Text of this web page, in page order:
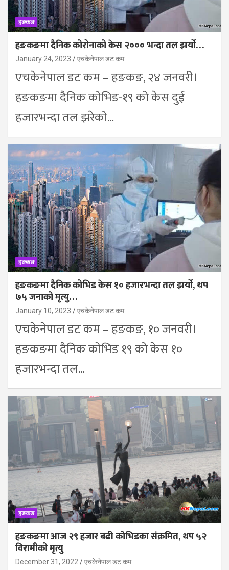
हङकङ
हङकङमा दैनिक कोरोनाको केस २००० भन्दा तल झर्यो…
January 24, 2023 एचकेनेपाल डट कम
एचकेनेपाल डट कम – हङकङ, २४ जनवरी।
हङकङमा दैनिक कोभिड-१९ को केस दुई
हजारभन्दा तल झरेको…
हङकङ
हङकङमा दैनिक कोभिड केस १० हजारभन्दा तल झर्यो, थप
७५ जनाको मृत्यु…
January 10, 2023 एचकेनेपाल डट कम
एचकेनेपाल डट कम – हङकङ, १० जनवरी।
हङकङमा दैनिक कोभिड १९ को केस १०
हजारभन्दा तल…
हङकङ
हङकङमा आज २९ हजार बढी कोभिडका संक्रमित, थप ५२
विरामीको मृत्यु
December 31, 2022 एचकेनेपाल डट कम